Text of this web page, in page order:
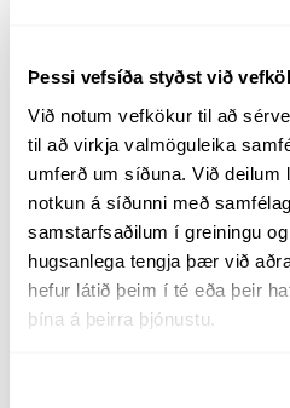
Þessi vefsíða styðst við
Við notum vefkökur til að
til að virkja valmöguleika
umferð um síðuna. Við deilum
notkun á síðunni með
samstarfsaðilum í greiningu
hugsanlega tengja þær við
hefur látið þeim í té eða þeir
þína á þeirra þjónustu.
Raforku­fram­leiðslan fer
Landsnet rekur